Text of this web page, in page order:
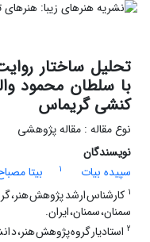
تحلیل ساختار
با سلطان محمود
کنشی گریماس
نوع مقاله : مقاله پژوهشی
نویسندگان
سپیده بیات
1 بیتا
1 کارشناس ارشد پژوهش هنر،
سمنان، سمنان، ایران.
2 استادیار گروه پژوهش هنر، د